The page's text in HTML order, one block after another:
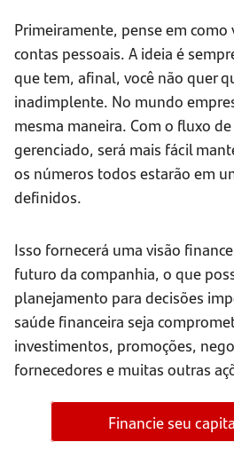
Primeiramente, pense em como
contas pessoais. A ideia é
que tem, afinal, você não quer
inadimplente. No mundo
mesma maneira. Com o fluxo
gerenciado, será mais fácil
os números todos estarão em
definidos.
Isso fornecerá uma visão
futuro da companhia, o que
planejamento para decisões
saúde financeira seja
investimentos, promoções,
fornecedores e muitas outras
Financie seu